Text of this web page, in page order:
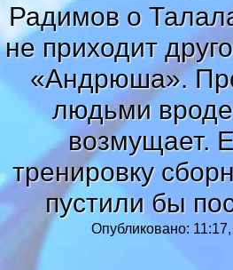
Радимов о
не приходит
«Андрюша».
людьми
возмущает.
тренировку
пустили бы
Опубликовано:
Тренды новостей
Рубрики»
Контакт »